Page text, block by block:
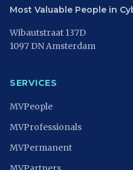
Most Valuable People in
Wibautstraat 137D
1097 DN Amsterdam
SERVICES
MVPeople
MVProfessionals
MVPermanent